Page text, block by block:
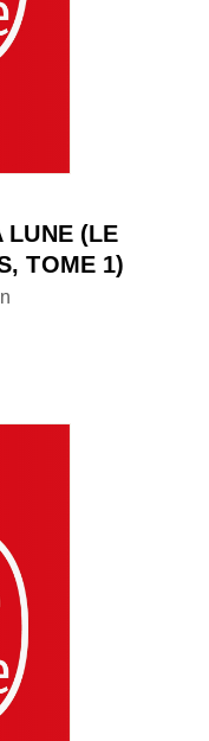
LUNE (LE
TOME 1)